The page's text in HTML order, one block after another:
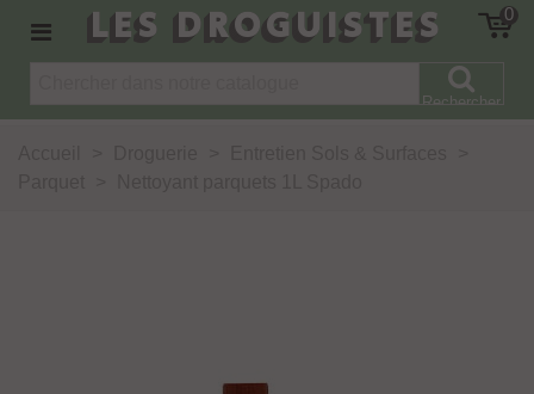
LES DROGUISTES 0
Rechercher